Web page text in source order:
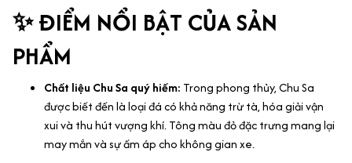
✨ ĐIỂM NỔI BẬT CỦA SẢN
PHẨM
Chất liệu Chu Sa quý hiếm: Trong phong thủy, Chu Sa
được biết đến là loại đá có khả năng trừ tà, hóa giải vận
xui và thu hút vượng khí. Tông màu đỏ đặc trưng mang lại
may mắn và sự ấm áp cho không gian xe.